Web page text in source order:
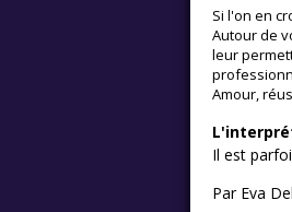
Si l'on en
Autour de
leur
Amour,
Il est
Par Eva